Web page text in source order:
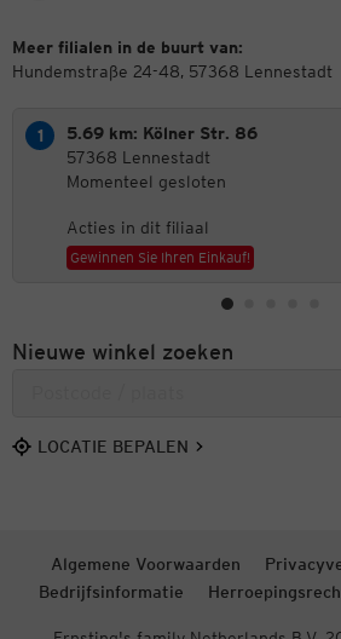
Meer filialen in de buurt van:
Hundemstraße 24-48, 57368 Lennestadt
5.69 km: Kölner Str. 86
57368 Lennestadt
Momenteel gesloten
Acties in dit filiaal
Gewinnen Sie Ihren Einkauf!
Nieuwe winkel zoeken
LOCATIE BEPALEN
Algemene Voorwaarden
Bedrijfsinformatie